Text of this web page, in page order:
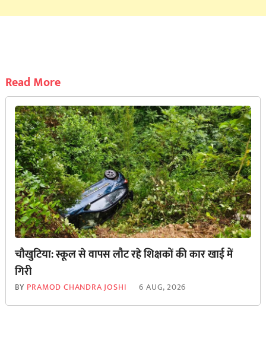
Read More
चौखुटिया: स्कूल से वापस लौट रहे शिक्षकों की कार खाई में
गिरी
BY PRAMOD CHANDRA JOSHI 6 AUG, 2026